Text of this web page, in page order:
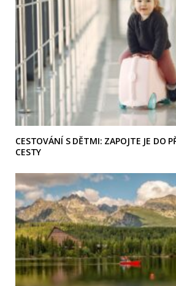
CESTOVÁNÍ S DĚTMI: ZAPOJTE JE DO
CESTY